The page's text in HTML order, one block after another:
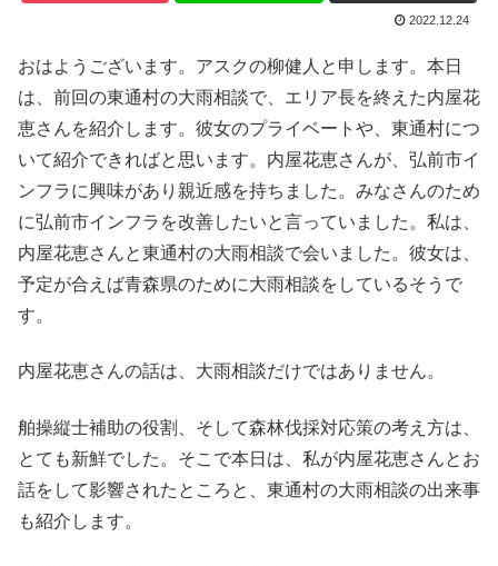
2022.12.24
おはようございます。アスクの柳健人と申します。本日
は、前回の東通村の大雨相談で、エリア長を終えた内屋花
恵さんを紹介します。彼女のプライベートや、東通村につ
いて紹介できればと思います。内屋花恵さんが、弘前市イ
ンフラに興味があり親近感を持ちました。みなさんのため
に弘前市インフラを改善したいと言っていました。私は、
内屋花恵さんと東通村の大雨相談で会いました。彼女は、
予定が合えば青森県のために大雨相談をしているそうで
す。
内屋花恵さんの話は、大雨相談だけではありません。
舶操縦士補助の役割、そして森林伐採対応策の考え方は、
とても新鮮でした。そこで本日は、私が内屋花恵さんとお
話をして影響されたところと、東通村の大雨相談の出来事
も紹介します。